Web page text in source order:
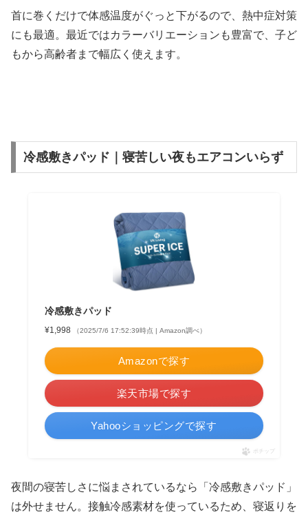
首に巻くだけで体感温度がぐっと下がるので、熱中症対策
にも最適。最近ではカラーバリエーションも豊富で、子ど
もから高齢者まで幅広く使えます。
冷感敷きパッド｜寝苦しい夜もエアコンいらず
冷感敷きパッド
¥1,998 （2025/7/6 17:52:39時点 | Amazon調べ）
Amazonで探す
楽天市場で探す
Yahooショッピングで探す
ポチップ
夜間の寝苦しさに悩まされているなら「冷感敷きパッド」
は外せません。接触冷感素材を使っているため、寝返りを